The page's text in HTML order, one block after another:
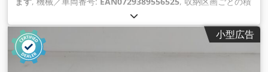
3,050 kg（キログラム）
3,500 mm, 棚の高さ:3,500 mm, 棚の列数:8, 積載能力:9,150
kg（キログラム）
, フレーム幅:
1,100 mm
, トラス1対あたりの最大荷重:
3,000 kg（キログラ
ム）, 棚の長さ:
小型広告